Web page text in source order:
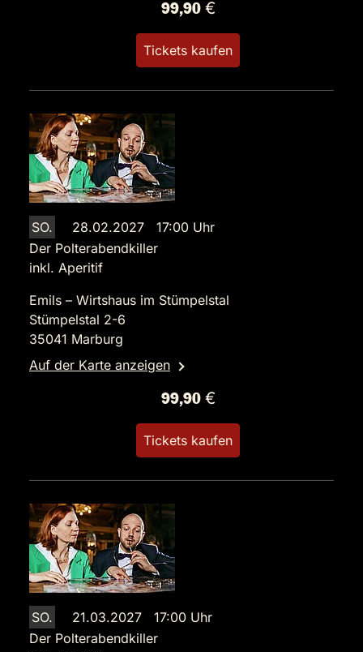
99,90 €
Tickets kaufen
SO.
28.02.2027 17:00 Uhr
Der Polterabendkiller
inkl. Aperitif
Emils – Wirtshaus im Stümpelstal
Stümpelstal 2-6
35041 Marburg
Auf der Karte anzeigen
99,90 €
Tickets kaufen
SO.
21.03.2027 17:00 Uhr
Der Polterabendkiller